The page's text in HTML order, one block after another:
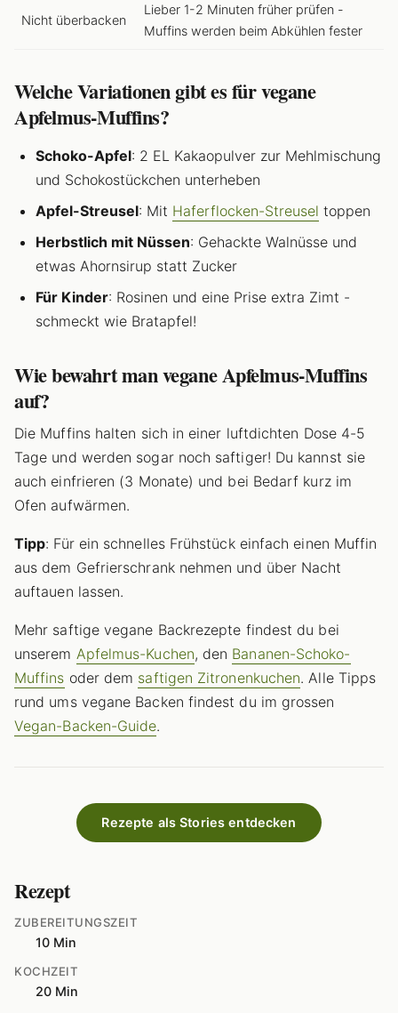
Nicht überbacken
Lieber 1-2 Minuten früher prüfen -
Muffins werden beim Abkühlen fester
Welche Variationen gibt es für vegane
Apfelmus-Muffins?
Schoko-Apfel: 2 EL Kakaopulver zur Mehlmischung
und Schokostückchen unterheben
Apfel-Streusel: Mit Haferflocken-Streusel toppen
Herbstlich mit Nüssen: Gehackte Walnüsse und
etwas Ahornsirup statt Zucker
Für Kinder: Rosinen und eine Prise extra Zimt -
schmeckt wie Bratapfel!
Wie bewahrt man vegane Apfelmus-Muffins
auf?
Die Muffins halten sich in einer luftdichten Dose 4-5
Tage und werden sogar noch saftiger! Du kannst sie
auch einfrieren (3 Monate) und bei Bedarf kurz im
Ofen aufwärmen.
Tipp: Für ein schnelles Frühstück einfach einen Muffin
aus dem Gefrierschrank nehmen und über Nacht
auftauen lassen.
Mehr saftige vegane Backrezepte findest du bei
unserem Apfelmus-Kuchen, den Bananen-Schoko-
Muffins oder dem saftigen Zitronenkuchen. Alle Tipps
rund ums vegane Backen findest du im grossen
Vegan-Backen-Guide.
Rezepte als Stories entdecken
Rezept
ZUBEREITUNGSZEIT
10 Min
KOCHZEIT
20 Min